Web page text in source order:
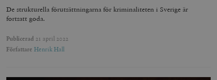
De strukturella förutsättningarna för kriminaliteten i Sverige är
fortsatt goda.
Publicerad 21 april 2022
Författare Henrik Hall